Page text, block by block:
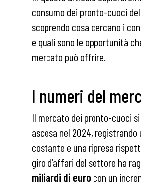
consumo dei pronto-cuoci
scoprendo cosa cercano i
e quali sono le opportunità
mercato può offrire.
I numeri del
Il mercato dei pronto-cuoci
ascesa nel 2024, registrando
costante e una ripresa
giro d’affari del settore ha
miliardi di euro con un